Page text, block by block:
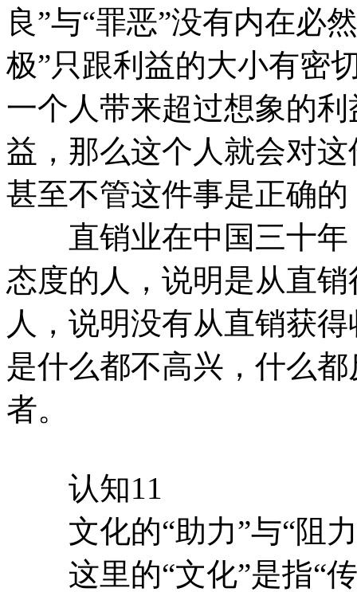
良”与“罪恶”没有内在必
极”只跟利益的大小有密
一个人带来超过想象的
益，那么这个人就会对
甚至不管这件事是正确
直销业在中国三十年
态度的人，说明是从直
人，说明没有从直销获
是什么都不高兴，什么
者。
认知11
文化的“助力”与“阻
这里的“文化”是指“传